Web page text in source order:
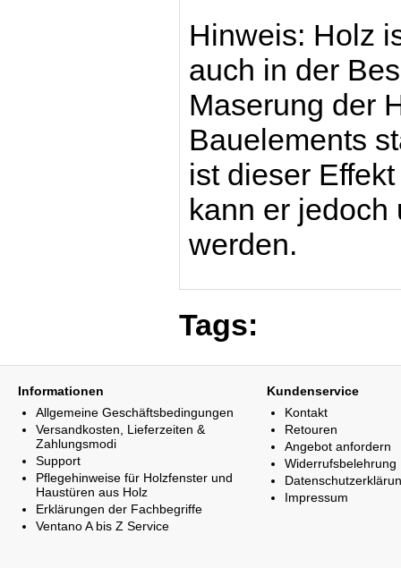
Hinweis: Holz
auch in der
Maserung der
Bauelements
ist dieser
kann er jedoch
werden.
Tags:
Informationen
Allgemeine Geschäftsbedingungen
Versandkosten, Lieferzeiten &
Zahlungsmodi
Support
Pflegehinweise für Holzfenster und
Haustüren aus Holz
Erklärungen der Fachbegriffe
Ventano A bis Z Service
Kundenservice
Kontakt
Retouren
Angebot anfordern
Widerrufsbelehrung
Impressum